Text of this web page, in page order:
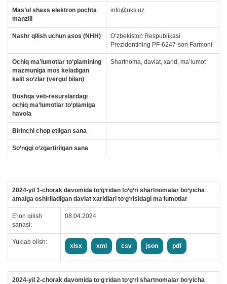
Mas’ul shaxs elektron pochta
manzili
info@uks.uz
Nashr qilish uchun asos (NHH)
Oʻzbekiston Respublikasi
Prezidentining PF-6247-son Farmoni
Ochiq ma’lumotlar to‘plamining
mazmuniga mos keladigan
kalit so‘zlar (vergul bilan)
Shartnoma, davlat, xarid, maʼlumot
Boshqa veb-resurslardagi
ochiq ma’lumotlar to‘plamiga
havola
Birinchi chop etilgan sana
So‘nggi o‘zgartirilgan sana
2024-yil 1-chorak davomida toʻgʻridan toʻgʻri shartnomalar boʻyicha
amalga oshiriladigan davlat xaridlari toʻgʻrisidagi maʼlumotlar
E'lon qilish
sanasi:
08.04.2024
Yuklab olish:
xlsx xml csv json pdf
2024-yil 2-chorak davomida toʻgʻridan toʻgʻri shartnomalar boʻyicha